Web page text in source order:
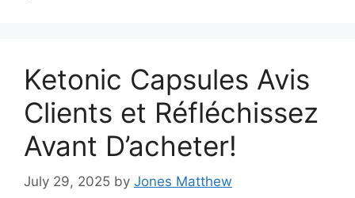
Ketonic Capsules Avis
Clients et Réfléchissez
Avant D’acheter!
July 29, 2025 by Jones Matthew